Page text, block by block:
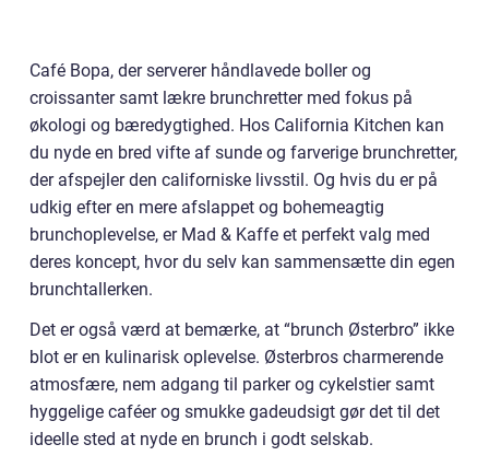
Café Bopa, der serverer håndlavede boller og
croissanter samt lækre brunchretter med fokus på
økologi og bæredygtighed. Hos California Kitchen kan
du nyde en bred vifte af sunde og farverige brunchretter,
der afspejler den californiske livsstil. Og hvis du er på
udkig efter en mere afslappet og bohemeagtig
brunchoplevelse, er Mad & Kaffe et perfekt valg med
deres koncept, hvor du selv kan sammensætte din egen
brunchtallerken.
Det er også værd at bemærke, at “brunch Østerbro” ikke
blot er en kulinarisk oplevelse. Østerbros charmerende
atmosfære, nem adgang til parker og cykelstier samt
hyggelige caféer og smukke gadeudsigt gør det til det
ideelle sted at nyde en brunch i godt selskab.